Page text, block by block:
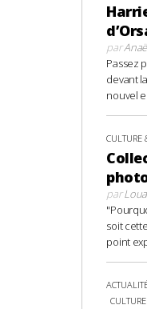
par
Passez
devant
nouvel
CULTURE
par
soit
point